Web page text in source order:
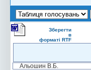
Зберегти
в
форматі RTF
Альошин В.Б.